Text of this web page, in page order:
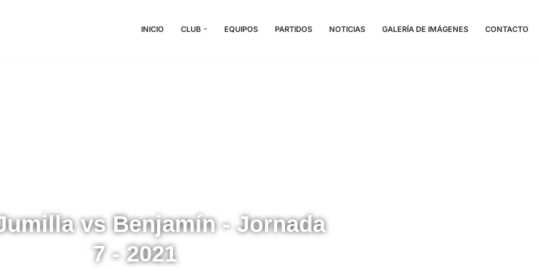
INICIO CLUB EQUIPOS PARTIDOS NOTICIAS GALERÍA DE IMÁGENES CONTACTO
vs Benjamín - Jornada
7 - 2021